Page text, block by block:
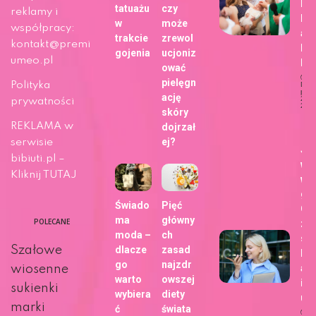
reklamy i
współpracy:
kontakt@premi
umeo.pl
Polityka
prywatności
REKLAMA w
serwisie
bibiuti.pl –
Kliknij TUTAJ
POLECANE
Szałowe
wiosenne
sukienki
marki
tatuażu
w
trakcie
gojenia
czy
może
zrewol
ucjoniz
ować
pielęgn
ację
skóry
dojrzał
ej?
Świado
ma
moda –
dlacze
go
warto
wybiera
ć
Pięć
główny
ch
zasad
najzdr
owszej
diety
świata
29
u?